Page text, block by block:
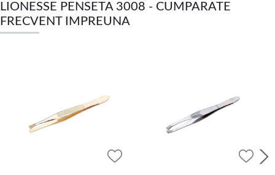
LIONESSE PENSETA 3008 - CUMPARATE
FRECVENT IMPREUNA